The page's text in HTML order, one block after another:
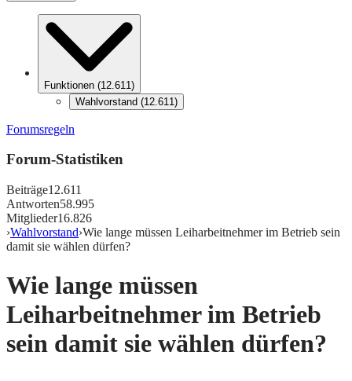
Funktionen (12.611)
Wahlvorstand (12.611)
Forumsregeln
Forum-Statistiken
Beiträge12.611
Antworten58.995
Mitglieder16.826
›Wahlvorstand›Wie lange müssen Leiharbeitnehmer im Betrieb sein
damit sie wählen dürfen?
Wie lange müssen
Leiharbeitnehmer im Betrieb
sein damit sie wählen dürfen?